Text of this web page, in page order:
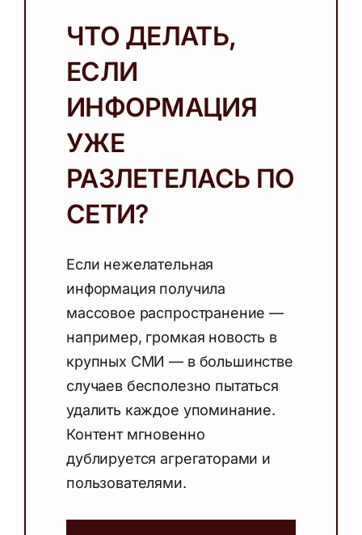
ЧТО ДЕЛАТЬ,
ЕСЛИ
ИНФОРМАЦИЯ
УЖЕ
РАЗЛЕТЕЛАСЬ ПО
СЕТИ?
Если нежелательная
информация получила
массовое распространение —
например, громкая новость в
крупных СМИ — в большинстве
случаев бесполезно пытаться
удалить каждое упоминание.
Контент мгновенно
дублируется агрегаторами и
пользователями.